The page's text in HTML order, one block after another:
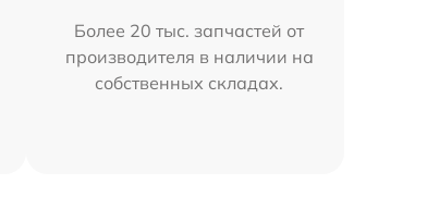
Более 20 тыс. запчастей от
производителя в наличии на
собственных складах.